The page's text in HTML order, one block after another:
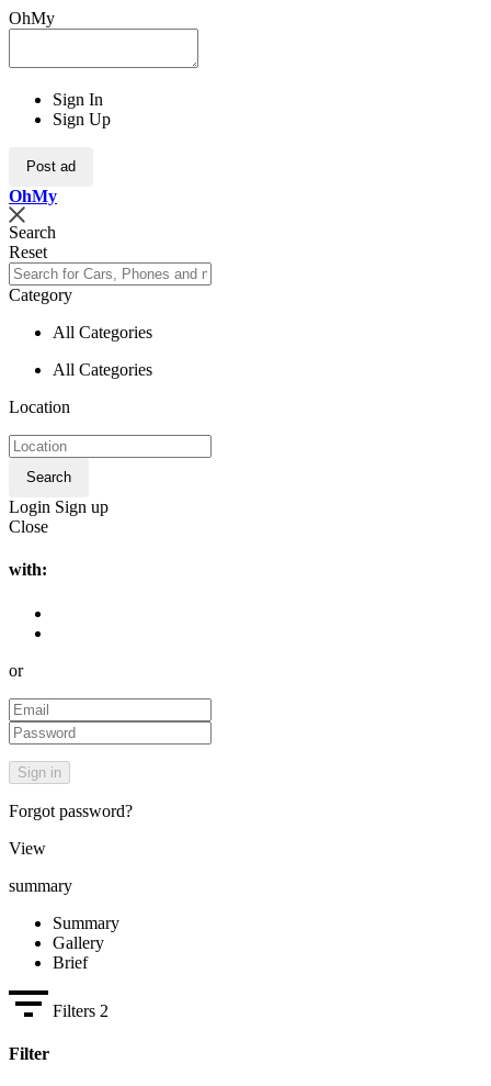
OhMy
Sign In
Sign Up
Post ad
OhMy
Search
Reset
Category
All Categories
All Categories
Location
Search
Login Sign up
Close
with:
or
Forgot password?
View
summary
Summary
Gallery
Brief
Filters 2
Filter